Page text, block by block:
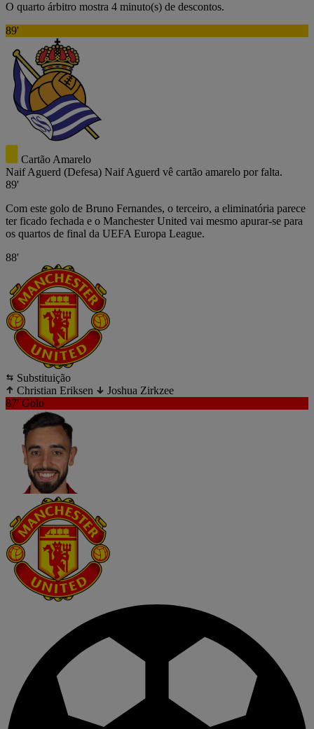
O quarto árbitro mostra 4 minuto(s) de descontos.
89'
Cartão Amarelo
Naif Aguerd (Defesa) Naif Aguerd vê cartão amarelo por falta.
89'
Com este golo de Bruno Fernandes, o terceiro, a eliminatória parece
ter ficado fechada e o Manchester United vai mesmo apurar-se para
os quartos de final da UEFA Europa League.
88'
Substituição
Christian Eriksen
Joshua Zirkzee
87' Golo